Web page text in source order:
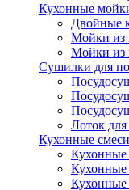
Кухонные
Двойные
Мойки из
Мойки из
Сушилки для
Лоток
Кухонные
Кухонные
Кухонные
Кухонные